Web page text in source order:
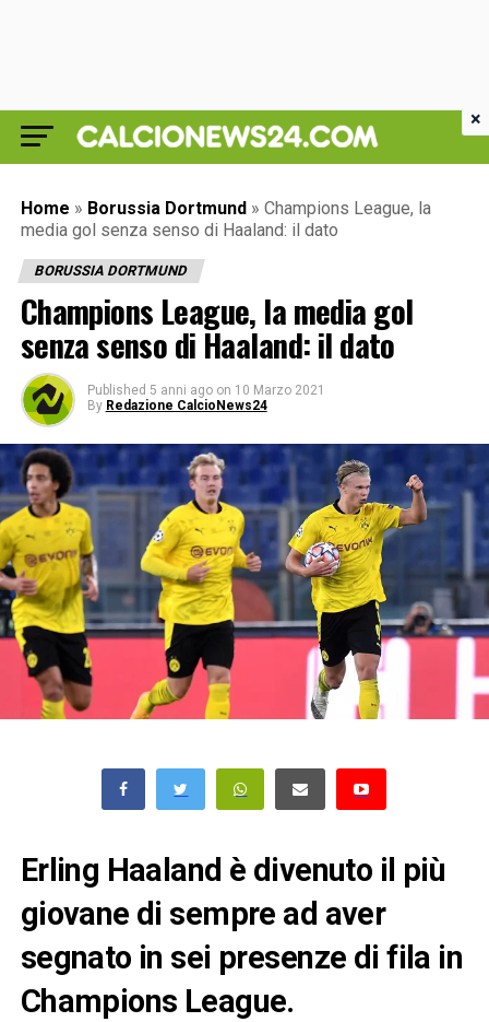
Home » Borussia Dortmund » Champions League, la
media gol senza senso di Haaland: il dato
BORUSSIA DORTMUND
Champions League, la media gol
senza senso di Haaland: il dato
Published 5 anni ago on 10 Marzo 2021
By Redazione CalcioNews24
Erling Haaland è divenuto il più
giovane di sempre ad aver
segnato in sei presenze di fila in
Champions League.
×